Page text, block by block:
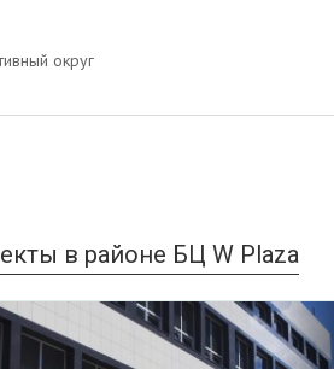
округ
в районе БЦ W Plaza